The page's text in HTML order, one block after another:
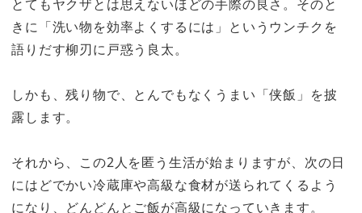
とてもヤクザとは思えないほどの手際の良さ。そのと
きに「洗い物を効率よくするには」というウンチクを
語りだす柳刃に戸惑う良太。
しかも、残り物で、とんでもなくうまい「侠飯」を披
露します。
それから、この2人を匿う生活が始まりますが、次の日
にはどでかい冷蔵庫や高級な食材が送られてくるよう
になり、どんどんとご飯が高級になっていきます。